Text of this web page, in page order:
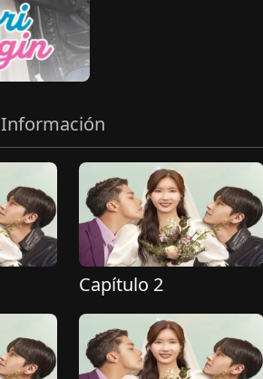
Información
Capítulo 2